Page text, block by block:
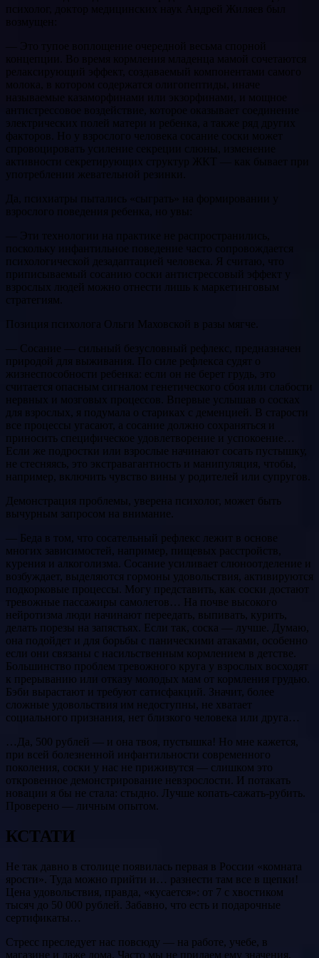
психолог, доктор медицинских наук Андрей Жиляев был
возмущен:
— Это тупое воплощение очередной весьма спорной
концепции. Во время кормления младенца мамой сочетаются
релаксирующий эффект, создаваемый компонентами самого
молока, в котором содержатся олигопептиды, иначе
называемые казаморфинами или экзорфинами, и мощное
антистрессовое воздействие, которое оказывает соединение
электрических полей матери и ребенка, а также ряд других
факторов. Но у взрослого человека сосание соски может
спровоцировать усиление секреции слюны, изменение
активности секретирующих структур ЖКТ — как бывает при
употреблении жевательной резинки.
Да, психиатры пытались «сыграть» на формировании у
взрослого поведения ребенка, но увы:
— Эти технологии на практике не распространились,
поскольку инфантильное поведение часто сопровождается
психологической дезадаптацией человека. Я считаю, что
приписываемый сосанию соски антистрессовый эффект у
взрослых людей можно отнести лишь к маркетинговым
стратегиям.
Позиция психолога Ольги Маховской в разы мягче.
— Сосание — сильный безусловный рефлекс, предназначен
природой для выживания. По силе рефлекса судят о
жизнеспособности ребенка: если он не берет грудь, это
считается опасным сигналом генетического сбоя или слабости
нервных и мозговых процессов. Впервые услышав о сосках
для взрослых, я подумала о стариках с деменцией. В старости
все процессы угасают, а сосание должно сохраняться и
приносить специфическое удовлетворение и успокоение…
Если же подростки или взрослые начинают сосать пустышку,
не стесняясь, это экстравагантность и манипуляция, чтобы,
например, включить чувство вины у родителей или супругов.
Демонстрация проблемы, уверена психолог, может быть
вычурным запросом на внимание.
— Беда в том, что сосательный рефлекс лежит в основе
многих зависимостей, например, пищевых расстройств,
курения и алкоголизма. Сосание усиливает слюноотделение и
возбуждает, выделяются гормоны удовольствия, активируются
подкорковые процессы. Могу представить, как соски достают
тревожные пассажиры самолетов… На почве высокого
нейротизма люди начинают переедать, выпивать, курить,
делать порезы на запястьях. Если так, соска — лучше. Думаю,
она подойдет и для борьбы с паническими атаками, особенно
если они связаны с насильственным кормлением в детстве.
Большинство проблем тревожного круга у взрослых восходят
к прерыванию или отказу молодых мам от кормления грудью.
Бэби вырастают и требуют сатисфакций. Значит, более
сложные удовольствия им недоступны, не хватает
социального признания, нет близкого человека или друга…
…Да, 500 рублей — и она твоя, пустышка! Но мне кажется,
при всей болезненной инфантильности современного
поколения, соски у нас не приживутся — слишком это
откровенное демонстрирование невзрослости. И потакать
новации я бы не стала: стыдно. Лучше копать-сажать-рубить.
Проверено — личным опытом.
КСТАТИ
Не так давно в столице появилась первая в России «комната
ярости». Туда можно прийти и… разнести там все в щепки!
Цена удовольствия, правда, «кусается»: от 7 с хвостиком
тысяч до 50 000 рублей. Забавно, что есть и подарочные
сертификаты…
Стресс преследует нас повсюду — на работе, учебе, в
магазине и даже дома. Часто мы не придаем ему значения,